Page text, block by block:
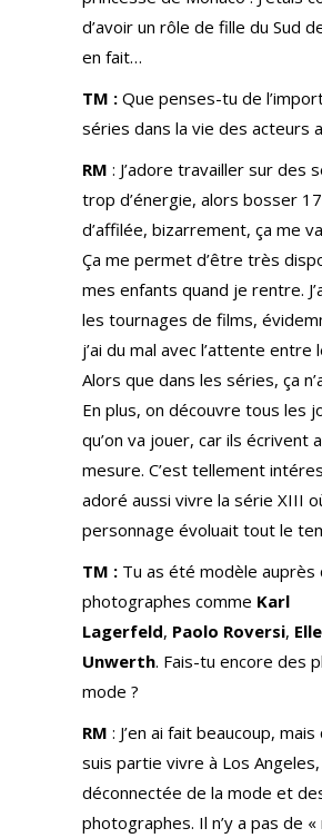
d’avoir un rôle de fille du Sud
en fait…
TM : Que penses-tu de
séries dans la vie des acteurs
RM : J’adore travailler sur des
trop d’énergie, alors bosser
d’affilée, bizarrement, ça me
Ça me permet d’être très
mes enfants quand je rentre.
les tournages de films,
j’ai du mal avec l’attente entre
Alors que dans les séries, ça
En plus, on découvre tous les
qu’on va jouer, car ils écrivent
mesure. C’est tellement
adoré aussi vivre la série XIII
personnage évoluait tout le
TM : Tu as été modèle auprès
photographes comme Karl
Lagerfeld, Paolo Roversi,
Unwerth. Fais-tu encore des
mode ?
RM : J’en ai fait beaucoup,
suis partie vivre à Los
déconnectée de la mode et
photographes. Il n’y a pas de